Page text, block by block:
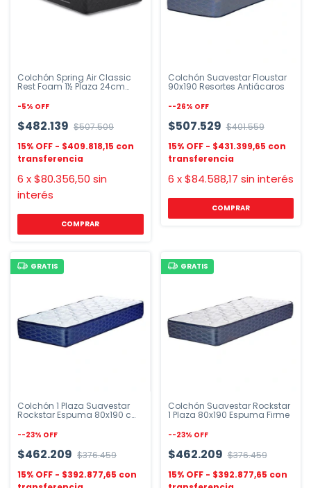
Colchón Spring Air Classic
Rest Foam 1½ Plaza 24cm
-5% OFF
$482.139 $507.509
$409.818,15
6 x$80.356,50 sin
interés
COMPRAR
Colchón Suavestar Floustar
90x190 Resortes Antiácaros
--26% OFF
$507.529 $401.559
$431.399,65
6 x$84.588,17 sin interés
GRATIS
Colchón 1 Plaza Suavestar
Rockstar Espuma 80x190 cm
--23% OFF
$462.209 $376.459
$392.877,65
GRATIS
Colchón Suavestar Rockstar
1 Plaza 80x190 Espuma Firme
--23% OFF
$462.209 $376.459
$392.877,65